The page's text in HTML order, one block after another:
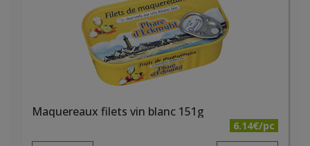
Maquereaux filets vin blanc 151g
6.14€/pc